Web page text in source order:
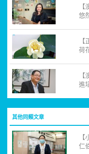
悠
荷
進
其他同類文章
仁